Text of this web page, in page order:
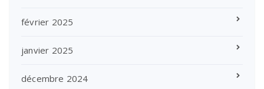
février 2025
janvier 2025
décembre 2024